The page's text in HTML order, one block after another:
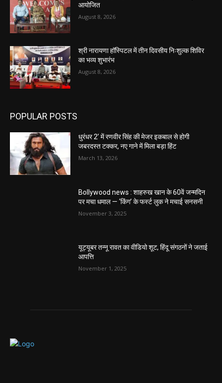
आयोजित
August 8, 2026
श्री नारायणा हॉस्पिटल में तीन दिवसीय निःशुल्क शिविर
का भव्य शुभारंभ
August 8, 2026
POPULAR POSTS
धुरंधर 2’ में रणवीर सिंह की मेजर इकबाल से होगी
जबरदस्त टक्कर, नए गाने में मिला बड़ा हिंट
March 13, 2026
Bollywood news : शाहरुख खान के 60वें जन्मदिन
पर मचा धमाल — ‘किंग’ के फर्स्ट लुक ने मचाई सनसनी
November 3, 2025
यूट्यूबर तन्नू रावत का वीडियो शूट, हिंदू संगठनों ने जताई
आपत्ति
November 1, 2025